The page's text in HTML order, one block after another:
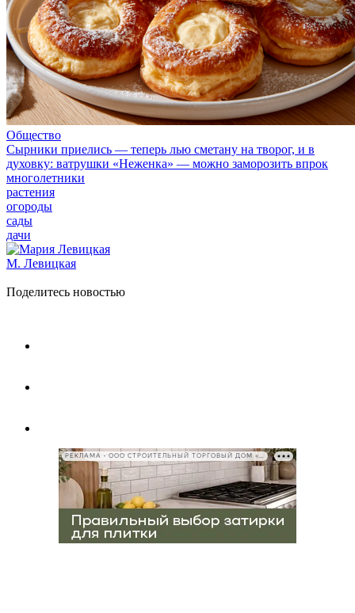
Общество
Сырники приелись — теперь лью сметану на творог, и в
духовку: ватрушки «Неженка» — можно заморозить впрок
многолетники
растения
огороды
сады
дачи
М. Левицкая
Поделитесь новостью
РЕКЛАМА • ООО СТРОИТЕЛЬНЫЙ ТОРГОВЫЙ ДОМ «ПЕТРОВИЧ», ИНН 7802348846